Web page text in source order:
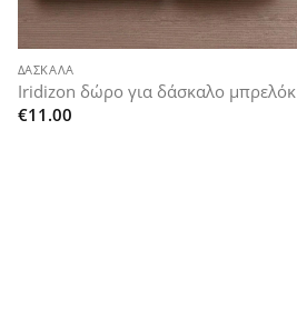
ΔΑΣΚΑΛΑ
Iridizon δώρο για δάσκαλο μπρελόκ
€11.00